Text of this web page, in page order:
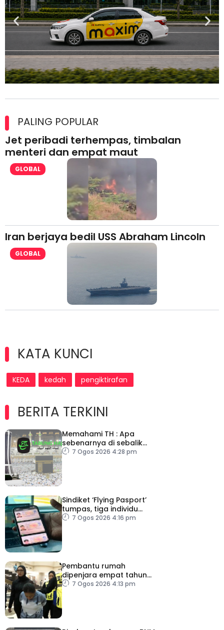
lesen separuh pertama 2026
PALING POPULAR
Jet peribadi terhempas, timbalan
menteri dan empat maut
GLOBAL
Iran berjaya bedil USS Abraham Lincoln
GLOBAL
KATA KUNCI
KEDA kedah pengiktirafan
BERITA TERKINI
Memahami TH : Apa
sebenarnya di sebalik
angka
7 Ogos 2026 4:28 pm
Sindiket ‘Flying Pasport’
tumpas, tiga individu
ditahan
7 Ogos 2026 4:16 pm
Pembantu rumah
dipenjara empat tahun
abai kanak-kanak hingga
7 Ogos 2026 4:13 pm